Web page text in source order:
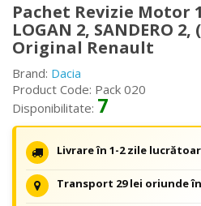
Pachet Revizie Motor
LOGAN 2, SANDERO 2,
Original Renault
Brand: Dacia
Product Code: Pack 020
Disponibilitate: 7
Livrare în 1-2 zile
Transport 29 lei oriunde